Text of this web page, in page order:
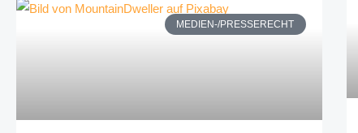
MEDIEN-/PRESSERECHT